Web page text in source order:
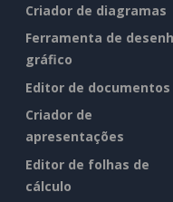
Criador de diagramas
Ferramenta de
gráfico
Editor de documentos
Criador de
apresentações
Editor de folhas de
cálculo